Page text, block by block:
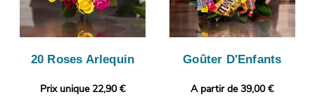
20 Roses Arlequin
Prix unique 22,90 €
Goûter D'Enfants
A partir de 39,00 €